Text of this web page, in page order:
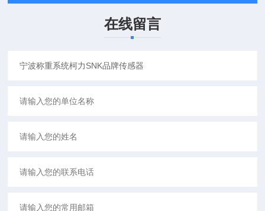
在线留言